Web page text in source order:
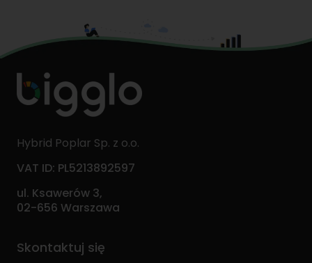
Hybrid Poplar Sp. z o.o.
VAT ID: PL5213892597
ul. Ksawerów 3,
02-656 Warszawa
Skontaktuj się